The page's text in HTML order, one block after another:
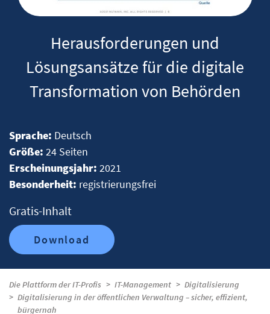
Herausforderungen und
Lösungsansätze für die digitale
Transformation von Behörden
Sprache: Deutsch
Größe: 24 Seiten
Erscheinungsjahr: 2021
Besonderheit: registrierungsfrei
Gratis-Inhalt
Download
Die Plattform der IT-Profis IT-Management
Digitalisierung
Digitalisierung in der öffentlichen Verwaltung – sicher, effizient,
bürgernah